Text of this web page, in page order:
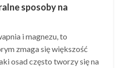
sposoby na
i magnezu, to
zmaga się większość
osad często tworzy się na